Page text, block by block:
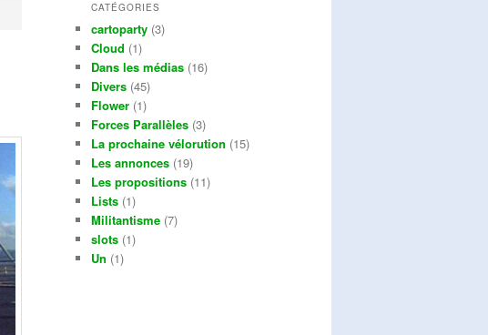
CATÉGORIES
cartoparty (3)
Cloud (1)
Dans les médias (16)
Divers (45)
Flower (1)
Forces Parallèles (3)
La prochaine vélorution (15)
Les annonces (19)
Les propositions (11)
Lists (1)
Militantisme (7)
slots (1)
Un (1)